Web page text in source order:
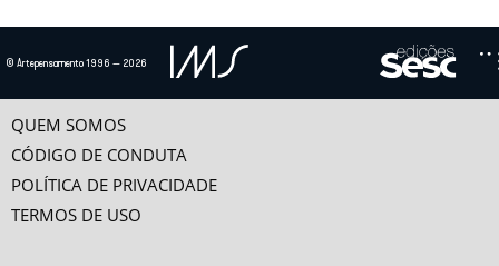
Desde o início, pela via dos relatos transgressivos em que se multiplicam as
figuras eróticas, observa-se a...
A ATIVIDADE DO ESPECTADOR
A divergência de olhares é o tema de Roma de Fellini (1971), filme que mistura
© Artepensamento 1996 — 2026
QUEM SOMOS
CÓDIGO DE CONDUTA
POLÍTICA DE PRIVACIDADE
TERMOS DE USO